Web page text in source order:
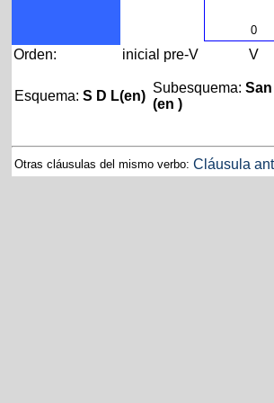
0
Orden: inicial pre-V V
Esquema: S D L(en)
Subesquema:
(en )
Otras cláusulas del mismo verbo: Cláusula